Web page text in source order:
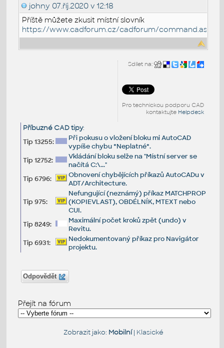
johny 07.říj.2020 v 12:18
Příště můžete zkusit místní slovník
https://www.cadforum.cz/cadforum/command.asp
Sdílet na:
Pro technickou podporu CAD
kontaktujte Helpdesk
Příbuzné CAD tipy:
Tip 13255:
Při pokusu o vložení bloku mi AutoCAD
vypíše chybu *Neplatné*.
Tip 12752:
Vkládání bloku selže na "Místní server se
načítá C:\..."
Tip 6796:
Obnovení chybějících příkazů AutoCADu v
ADT/Architecture.
Tip 975:
Nefungující (neznámý) příkaz MATCHPROP
(KOPIEVLAST), OBDÉLNÍK, MTEXT nebo
CUI.
Tip 8249:
Maximální počet kroků zpět (undo) v
Revitu.
Tip 6931:
Nedokumentovaný příkaz pro Navigátor
projektu.
Odpovědět
Přejít na fórum
Zobrazit jako: Mobilní| Klasické